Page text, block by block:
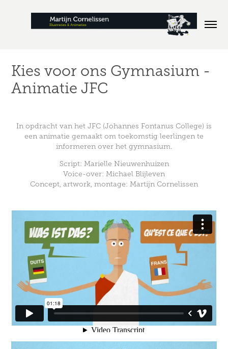
Kies voor ons Gymnasium -
Animatie JFC
In opdracht van het JFC (Johannes Fontanus College) is
een animatie gemaakt om toekomstig leerlingen te
informeren over het gymnasium.
Script: Marielle Nieuwenhuizen
Voice-over: Michael Blijleven
Concept, artwork, montage: Martijn Cornelissen